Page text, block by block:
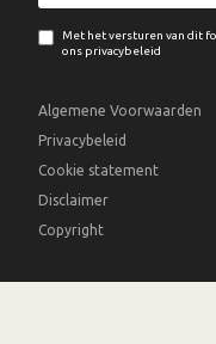
Met het versturen van dit
ons privacybeleid
Algemene Voorwaarden
Privacybeleid
Cookie statement
Disclaimer
Copyright